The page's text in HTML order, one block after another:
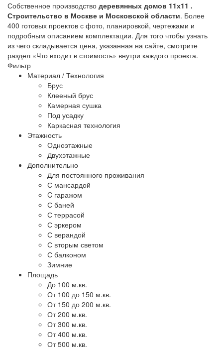
Собственное производство деревянных домов 11х11 .
Строительство в Москве и Московской области. Более
400 готовых проектов с фото, планировкой, чертежами и
подробным описанием комплектации. Для того чтобы узнать
из чего складывается цена, указанная на сайте, смотрите
раздел «Что входит в стоимость» внутри каждого проекта.
Фильтр
Материал / Технология
Брус
Клееный брус
Камерная сушка
Под усадку
Каркасная технология
Этажность
Одноэтажные
Двухэтажные
Дополнительно
Для постоянного проживания
С мансардой
C гаражом
С баней
С террасой
С эркером
С верандой
С вторым светом
С балконом
Зимние
Площадь
До 100 м.кв.
От 100 до 150 м.кв.
От 150 до 200 м.кв.
От 200 м.кв.
От 300 м.кв.
От 400 м.кв.
От 500 м.кв.